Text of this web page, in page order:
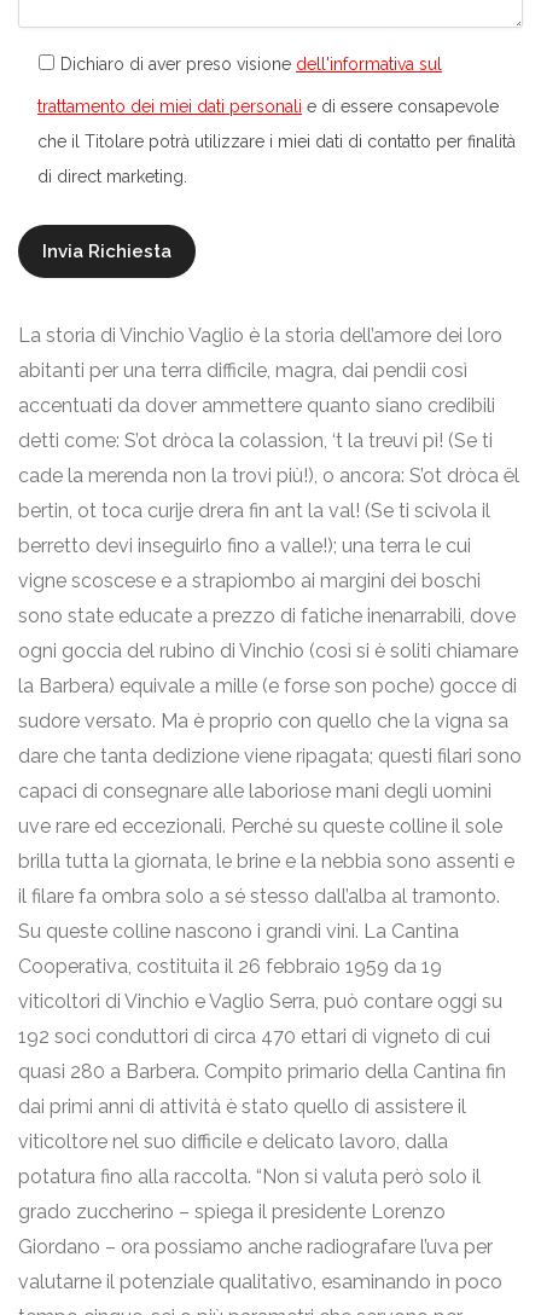
Dichiaro di aver preso visione dell'informativa sul
trattamento dei miei dati personali e di essere consapevole
che il Titolare potrà utilizzare i miei dati di contatto per finalità
di direct marketing.
La storia di Vinchio Vaglio è la storia dell’amore dei loro
abitanti per una terra difficile, magra, dai pendii così
accentuati da dover ammettere quanto siano credibili
detti come: S’ot dròca la colassion, ‘t la treuvi pì! (Se ti
cade la merenda non la trovi più!), o ancora: S’ot dròca ël
bertin, ot toca curije drera fin ant la val! (Se ti scivola il
berretto devi inseguirlo fino a valle!); una terra le cui
vigne scoscese e a strapiombo ai margini dei boschi
sono state educate a prezzo di fatiche inenarrabili, dove
ogni goccia del rubino di Vinchio (così si è soliti chiamare
la Barbera) equivale a mille (e forse son poche) gocce di
sudore versato. Ma è proprio con quello che la vigna sa
dare che tanta dedizione viene ripagata; questi filari sono
capaci di consegnare alle laboriose mani degli uomini
uve rare ed eccezionali. Perché su queste colline il sole
brilla tutta la giornata, le brine e la nebbia sono assenti e
il filare fa ombra solo a sé stesso dall’alba al tramonto.
Su queste colline nascono i grandi vini. La Cantina
Cooperativa, costituita il 26 febbraio 1959 da 19
viticoltori di Vinchio e Vaglio Serra, può contare oggi su
192 soci conduttori di circa 470 ettari di vigneto di cui
quasi 280 a Barbera. Compito primario della Cantina fin
dai primi anni di attività è stato quello di assistere il
viticoltore nel suo difficile e delicato lavoro, dalla
potatura fino alla raccolta. “Non si valuta però solo il
grado zuccherino – spiega il presidente Lorenzo
Giordano – ora possiamo anche radiografare l’uva per
valutarne il potenziale qualitativo, esaminando in poco